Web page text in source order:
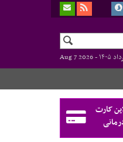
Aug 7 2026
کارت